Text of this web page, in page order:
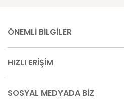
ÖNEMLİ BİLGİLER
HIZLI ERİŞİM
SOSYAL MEDYADA BİZ